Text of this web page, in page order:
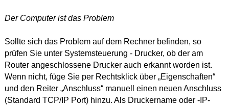
Der Computer ist das Problem
Sollte sich das Problem auf dem Rechner befinden, so
prüfen Sie unter Systemsteuerung - Drucker, ob der am
Router angeschlossene Drucker auch erkannt worden ist.
Wenn nicht, füge Sie per Rechtsklick über „Eigenschaften“
und den Reiter „Anschluss“ manuell einen neuen Anschluss
(Standard TCP/IP Port) hinzu. Als Druckername oder -IP-